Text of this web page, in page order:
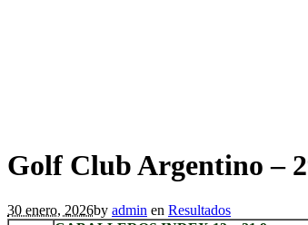
Golf Club Argentino –
30 enero, 2026by admin en Resultados